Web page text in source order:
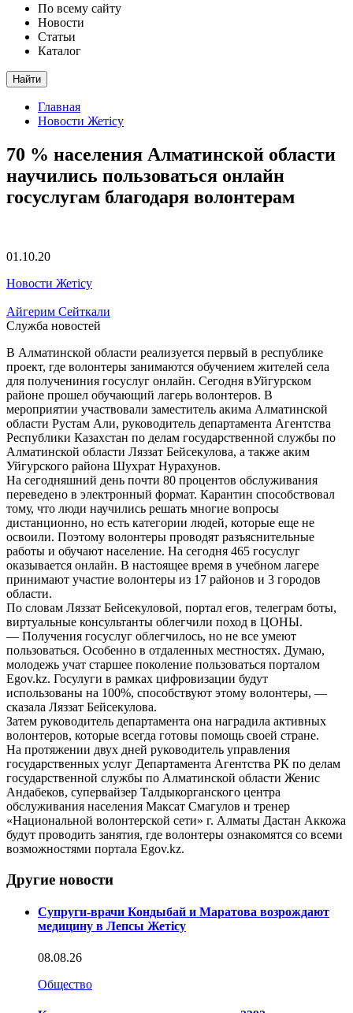
По всему сайту
Новости
Статьи
Каталог
Найти
Главная
Новости Жетісу
70 % населения Алматинской области
научились пользоваться онлайн
госуслугам благодаря волонтерам
01.10.20
Новости Жетісу
Айгерим Сейткали
Служба новостей
В Алматинской области реализуется первый в республике
проект, где волонтеры занимаются обучением жителей села
для получениния госуслуг онлайн. Сегодня вУйгурском
районе прошел обучающий лагерь волонтеров. В
мероприятии участвовали заместитель акима Алматинской
области Рустам Али, руководитель департамента Агентства
Республики Казахстан по делам государственной службы по
Алматинской области Ляззат Бейсекулова, а также аким
Уйгурского района Шухрат Нурахунов.
На сегодняшний день почти 80 процентов обслуживания
переведено в электронный формат. Карантин способствовал
тому, что люди научились решать многие вопросы
дистанционно, но есть категории людей, которые еще не
освоили. Поэтому волонтеры проводят разъяснительные
работы и обучают население. На сегодня 465 госуслуг
оказывается онлайн. В настоящее время в учебном лагере
принимают участие волонтеры из 17 районов и 3 городов
области.
По словам Ляззат Бейсекуловой, портал егов, телеграм боты,
виртуальные консультанты облегчили поход в ЦОНЫ.
— Получения госуслуг облегчилось, но не все умеют
пользоваться. Особенно в отдаленных местностях. Думаю,
молодежь учат старшее поколение пользоваться порталом
Egov.kz. Госулуги в рамках цифровизации будут
использованы на 100%, способствуют этому волонтеры, —
сказала Ляззат Бейсекулова.
Затем руководитель департамента она наградила активных
волонтеров, которые всегда готовы помощь своей стране.
На протяжении двух дней руководитель управления
государственных услуг Департамента Агентства РК по делам
государственной службы по Алматинской области Женис
Андабеков, супервайзер Талдыкорганского центра
обслуживания населения Максат Смагулов и тренер
«Национальной волонтерской сети» г. Алматы Дастан Аккожа
будут проводить занятия, где волонтеры ознакомятся со всеми
возможностями портала Egov.kz.
Другие новости
Супруги-врачи Кондыбай и Маратова возрождают
медицину в Лепсы Жетісу
08.08.26
Общество